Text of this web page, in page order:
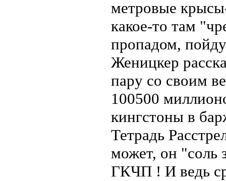
метровые
какое-то там
пропадом,
Женицкер
пару со своим
100500
кингстоны в
Тетрадь
может, он "соль
ГКЧП ! И ведь